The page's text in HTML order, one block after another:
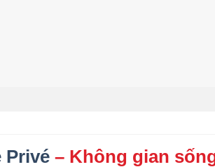
Privé – Không gian